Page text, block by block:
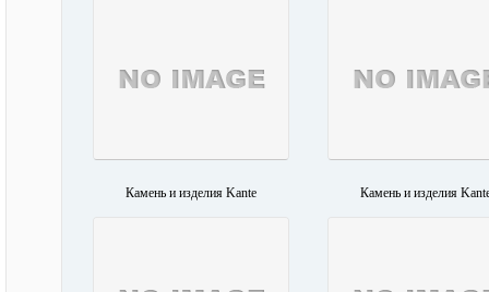
Камень и изделия Kante Камень и изделия